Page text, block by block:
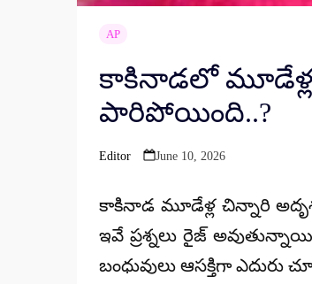
AP
కాకినాడలో మూడేళ్ల
పారిపోయింది..?
Posted
Editor June 10, 2026
కాకినాడ మూడేళ్ల చిన్నారి
ఇవే ప్రశ్నలు రైజ్
బంధువులు ఆసక్తిగా ఎదురు